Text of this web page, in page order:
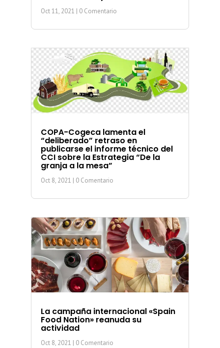
Oct 11, 2021 | 0 Comentario
COPA-Cogeca lamenta el
“deliberado” retraso en
publicarse el informe técnico del
CCI sobre la Estrategia “De la
granja a la mesa”
Oct 8, 2021 | 0 Comentario
La campaña internacional «Spain
Food Nation» reanuda su
actividad
Oct 8, 2021 | 0 Comentario